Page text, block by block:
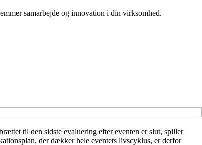
samarbejde og innovation i din virksomhed.
til den sidste evaluering efter eventen er slut, spiller
der dækker hele eventets livscyklus, er derfor